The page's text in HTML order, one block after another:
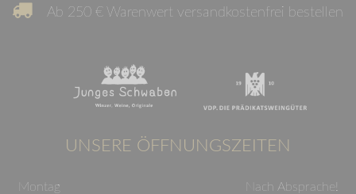
Ab 250 € Warenwert versandkostenfrei bestellen
UNSERE ÖFFNUNGSZEITEN
Montag
Nach Absprache!